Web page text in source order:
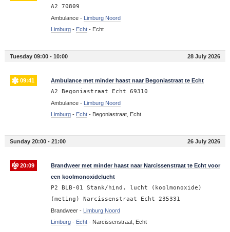
A2 70809
Ambulance - Limburg Noord
Limburg- Echt- Echt
Tuesday 09:00 - 10:00 28 July 2026
09:41 Ambulance met minder haast naar Begoniastraat te Echt
A2 Begoniastraat Echt 69310
Ambulance - Limburg Noord
Limburg- Echt- Begoniastraat, Echt
Sunday 20:00 - 21:00 26 July 2026
20:09
Brandweer met minder haast naar Narcissenstraat te Echt voor
een koolmonoxidelucht
P2 BLB-01 Stank/hind. lucht (koolmonoxide)
(meting) Narcissenstraat Echt 235331
Brandweer - Limburg Noord
Limburg- Echt- Narcissenstraat, Echt